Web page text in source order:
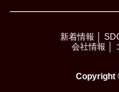
新着情報
会社情報
Copyright